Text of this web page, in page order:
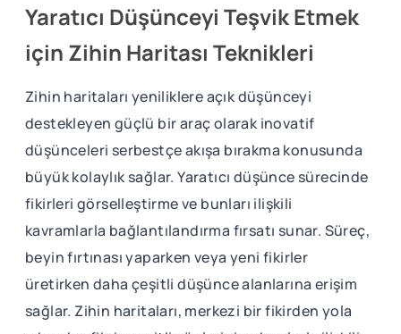
Yaratıcı Düşünceyi Teşvik Etmek
için Zihin Haritası Teknikleri
Zihin haritaları yeniliklere açık düşünceyi
destekleyen güçlü bir araç olarak inovatif
düşünceleri serbestçe akışa bırakma konusunda
büyük kolaylık sağlar. Yaratıcı düşünce sürecinde
fikirleri görselleştirme ve bunları ilişkili
kavramlarla bağlantılandırma fırsatı sunar. Süreç,
beyin fırtınası yaparken veya yeni fikirler
üretirken daha çeşitli düşünce alanlarına erişim
sağlar. Zihin haritaları, merkezi bir fikirden yola